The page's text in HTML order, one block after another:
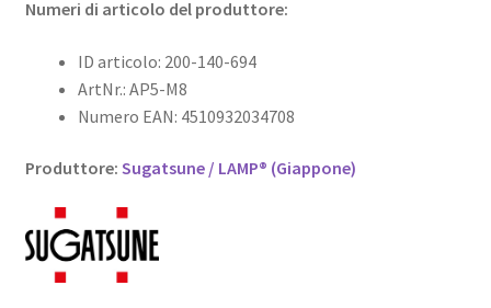
Numeri di articolo del produttore:
ID articolo: 200-140-694
ArtNr.: AP5-M8
Numero EAN: 4510932034708
Produttore: Sugatsune / LAMP® (Giappone)